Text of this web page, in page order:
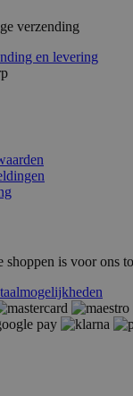
verzending
en levering
shoppen is voor ons